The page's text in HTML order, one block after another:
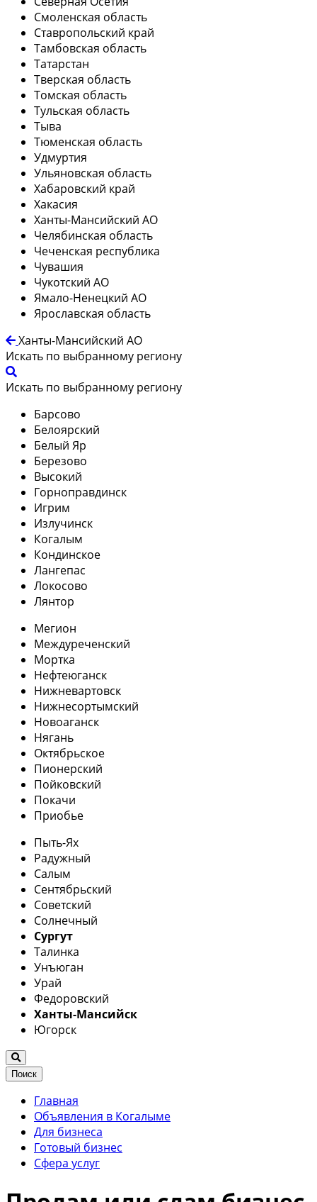
Смоленская область
Ставропольский край
Тамбовская область
Татарстан
Тверская область
Томская область
Тульская область
Тыва
Тюменская область
Удмуртия
Ульяновская область
Хабаровский край
Хакасия
Ханты-Мансийский АО
Челябинская область
Чеченская республика
Чувашия
Чукотский АО
Ямало-Ненецкий АО
Ярославская область
Ханты-Мансийский АО
Искать по выбранному региону
Искать по выбранному региону
Барсово
Белоярский
Белый Яр
Березово
Высокий
Горноправдинск
Игрим
Излучинск
Когалым
Кондинское
Лангепас
Локосово
Лянтор
Мегион
Междуреченский
Мортка
Нефтеюганск
Нижневартовск
Нижнесортымский
Новоаганск
Нягань
Октябрьское
Пионерский
Пойковский
Покачи
Приобье
Пыть-Ях
Радужный
Салым
Сентябрьский
Советский
Солнечный
Сургут
Талинка
Унъюган
Урай
Федоровский
Ханты-Мансийск
Югорск
Поиск
Главная
Объявления в Когалыме
Для бизнеса
Готовый бизнес
Сфера услуг